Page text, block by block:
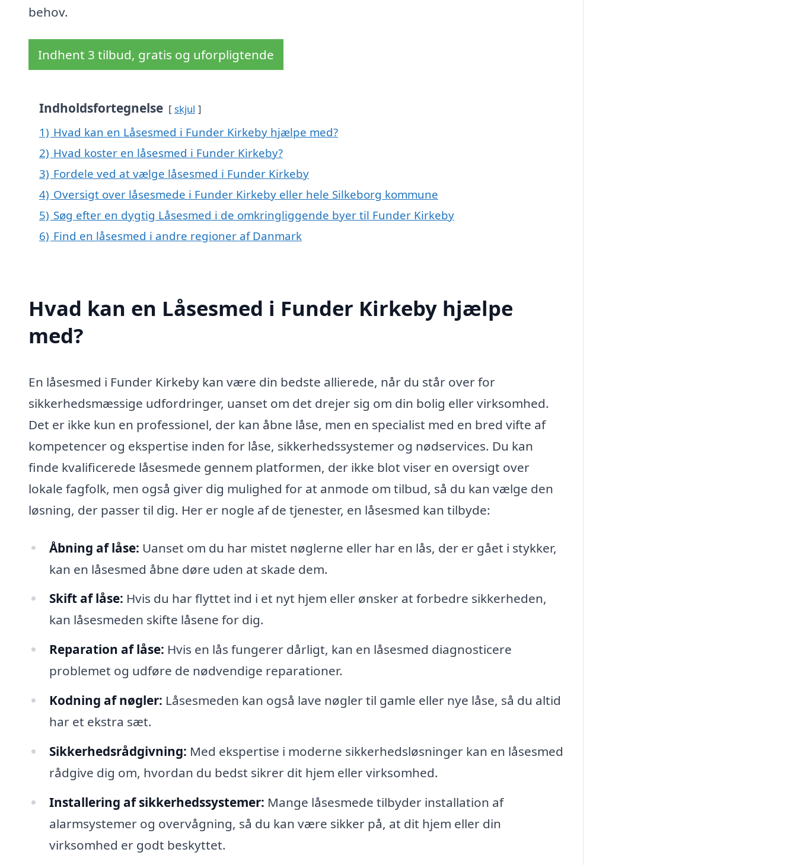
behov.
Indhent 3 tilbud, gratis og uforpligtende
Indholdsfortegnelse skjul
1) Hvad kan en Låsesmed i Funder Kirkeby hjælpe med?
2) Hvad koster en låsesmed i Funder Kirkeby?
3) Fordele ved at vælge låsesmed i Funder Kirkeby
4) Oversigt over låsesmede i Funder Kirkeby eller hele Silkeborg kommune
5) Søg efter en dygtig Låsesmed i de omkringliggende byer til Funder Kirkeby
6) Find en låsesmed i andre regioner af Danmark
Hvad kan en Låsesmed i Funder Kirkeby hjælpe
med?
En låsesmed i Funder Kirkeby kan være din bedste allierede, når du står over for
sikkerhedsmæssige udfordringer, uanset om det drejer sig om din bolig eller virksomhed.
Det er ikke kun en professionel, der kan åbne låse, men en specialist med en bred vifte af
kompetencer og ekspertise inden for låse, sikkerhedssystemer og nødservices. Du kan
finde kvalificerede låsesmede gennem platformen, der ikke blot viser en oversigt over
lokale fagfolk, men også giver dig mulighed for at anmode om tilbud, så du kan vælge den
løsning, der passer til dig. Her er nogle af de tjenester, en låsesmed kan tilbyde:
Åbning af låse: Uanset om du har mistet nøglerne eller har en lås, der er gået i stykker,
kan en låsesmed åbne døre uden at skade dem.
Skift af låse: Hvis du har flyttet ind i et nyt hjem eller ønsker at forbedre sikkerheden,
kan låsesmeden skifte låsene for dig.
Reparation af låse: Hvis en lås fungerer dårligt, kan en låsesmed diagnosticere
problemet og udføre de nødvendige reparationer.
Kodning af nøgler: Låsesmeden kan også lave nøgler til gamle eller nye låse, så du altid
har et ekstra sæt.
Sikkerhedsrådgivning: Med ekspertise i moderne sikkerhedsløsninger kan en låsesmed
rådgive dig om, hvordan du bedst sikrer dit hjem eller virksomhed.
Installering af sikkerhedssystemer: Mange låsesmede tilbyder installation af
alarmsystemer og overvågning, så du kan være sikker på, at dit hjem eller din
virksomhed er godt beskyttet.